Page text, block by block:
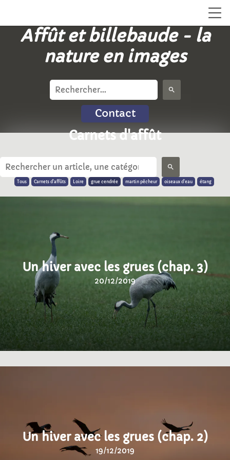
Affût et billebaude - la
nature en images
search
Contact
Carnets d'affût
search
Tous Carnets d'affûts Loire grue cendrée martin pêcheur oiseaux d'eau étang
Un hiver avec les grues (chap. 3)
20/12/2019
Un hiver avec les grues (chap. 2)
19/12/2019